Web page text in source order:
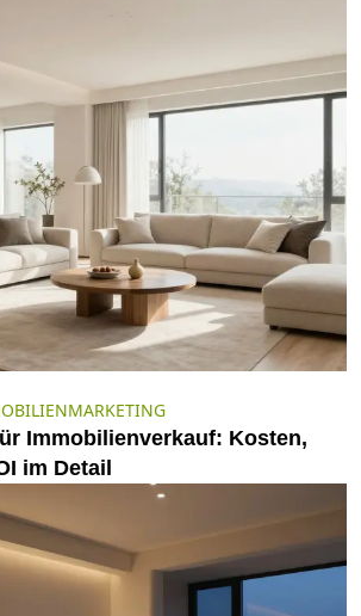
Immobilienverkauf: Kosten,
im Detail